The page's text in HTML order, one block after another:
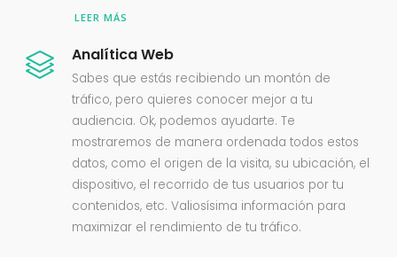
LEER MÁS
Analítica Web
Sabes que estás recibiendo un montón de
tráfico, pero quieres conocer mejor a tu
audiencia. Ok, podemos ayudarte. Te
mostraremos de manera ordenada todos estos
datos, como el origen de la visita, su ubicación, el
dispositivo, el recorrido de tus usuarios por tu
contenidos, etc. Valiosísima información para
maximizar el rendimiento de tu tráfico.